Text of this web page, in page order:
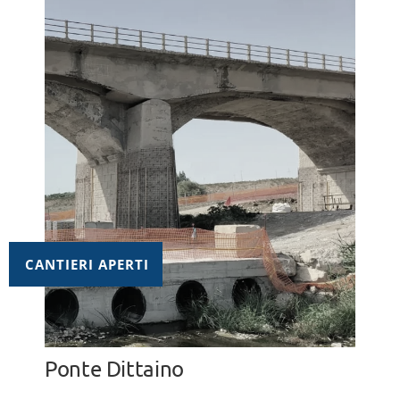
CANTIERI APERTI
Ponte Dittaino